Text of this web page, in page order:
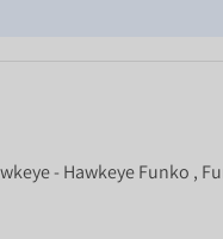
- Hawkeye Funko ,